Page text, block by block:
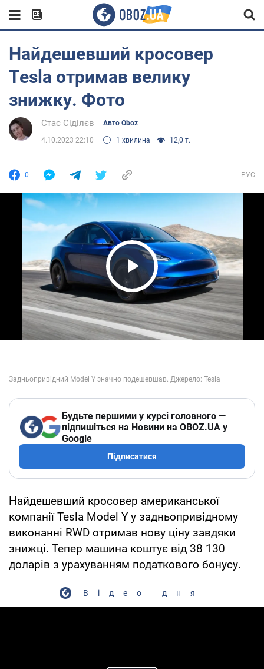
Найдешевший кросовер
Tesla отримав велику
знижку. Фото
Стас Сіділєв Авто Oboz
4.10.2023 22:10 1 хвилина 12,0 т.
0 РУС
Play Video
Будьте першими у курсі головного —
підпишіться на Новини на OBOZ.UA у
Google
Підписатися
Найдешевший кросовер американської
компанії Tesla Model Y у задньопривідному
виконанні RWD отримав нову ціну завдяки
знижці. Тепер машина коштує від 38 130
доларів з урахуванням податкового бонусу.
Відео дня